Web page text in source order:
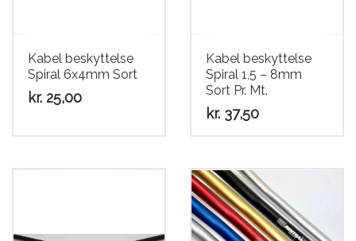
Kabel beskyttelse
Spiral 6x4mm Sort
kr. 25,00
Kabel beskyttelse
Spiral 1,5 – 8mm
Sort Pr. Mt.
kr. 37,50